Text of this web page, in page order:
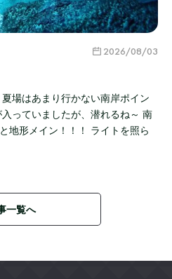
2026/08/03
場はあまり行かない南岸ポイン
っていましたが、潜れるね～ 南
地形メイン！！！ ライトを照ら
一覧へ